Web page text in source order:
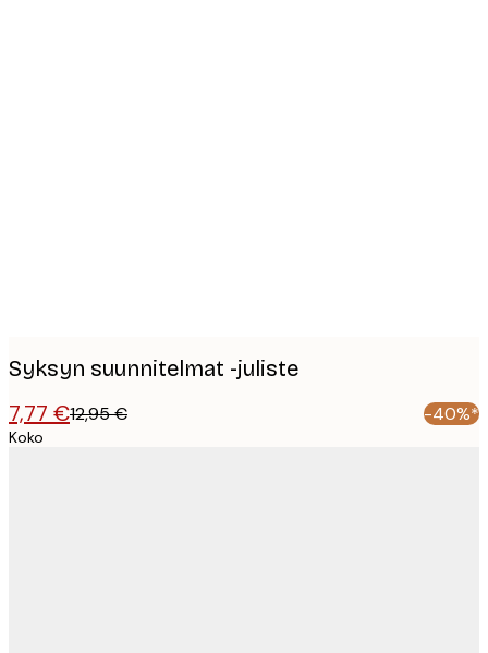
Syksyn suunnitelmat -juliste
7,77 €12,95 € -40%*
Koko